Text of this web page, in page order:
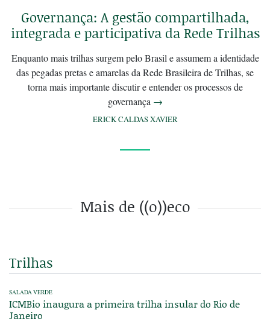
Governança: A gestão compartilhada,
integrada e participativa da Rede Trilhas
Enquanto mais trilhas surgem pelo Brasil e assumem a identidade
das pegadas pretas e amarelas da Rede Brasileira de Trilhas, se
torna mais importante discutir e entender os processos de
governança →
ERICK CALDAS XAVIER
Mais de ((o))eco
Trilhas
SALADA VERDE
ICMBio inaugura a primeira trilha insular do Rio de
Janeiro